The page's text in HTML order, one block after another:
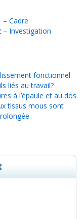
– Cadre
– Investigation
fonctionnel
liés au travail?
à l’épaule et au dos
tissus mous sont